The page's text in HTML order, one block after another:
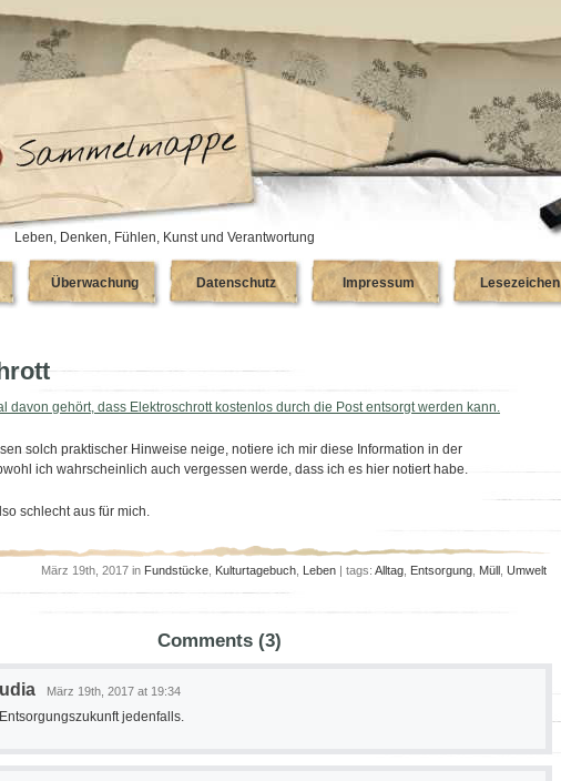
Leben, Denken, Fühlen, Kunst und Verantwortung
Überwachung Datenschutz Impressum Lesezeichen
davon gehört, dass Elektroschrott kostenlos durch die Post entsorgt werden kann.
solch praktischer Hinweise neige, notiere ich mir diese Information in der
ich wahrscheinlich auch vergessen werde, dass ich es hier notiert habe.
schlecht aus für mich.
März 19th, 2017 in Fundstücke Kulturtagebuch Leben | tags: Alltag Entsorgung Müll Umwelt
Comments (3)
März 19th, 2017 at 19:34
jedenfalls.